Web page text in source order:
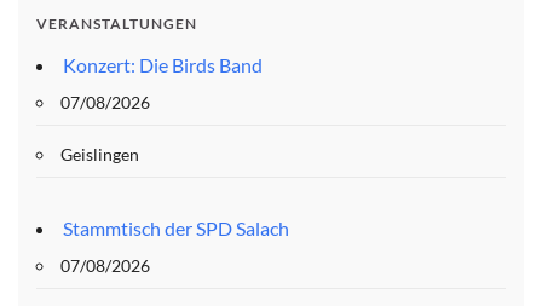
VERANSTALTUNGEN
Konzert: Die Birds Band
07/08/2026
Geislingen
Stammtisch der SPD Salach
07/08/2026